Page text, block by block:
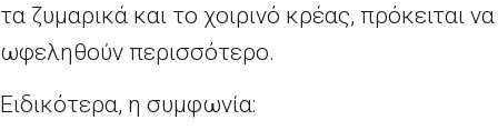
τα ζυμαρικά και το χοιρινό κρέας, πρόκειται να
ωφεληθούν περισσότερο.
Ειδικότερα, η συμφωνία: